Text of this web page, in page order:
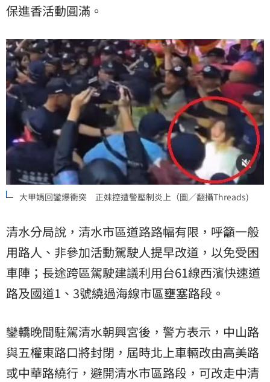
保進香活動圓滿。
大甲媽回鑾爆衝突 正妹控遭警壓制炎上（圖／翻攝Threads)
清水分局說，清水市區道路路幅有限，呼籲一般
用路人、非參加活動駕駛人提早改道，以免受困
車陣；長途跨區駕駛建議利用台61線西濱快速道
路及國道1、3號繞過海線市區壅塞路段。
鑾轎晚間駐駕清水朝興宮後，警方表示，中山路
與五權東路口將封閉，屆時北上車輛改由高美路
或中華路繞行，避開清水市區路段，可改走中清